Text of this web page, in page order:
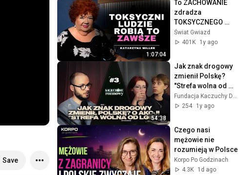
Save
1:07:04
To ZACHOWANIE
zdradza
TOKSYCZNEGO
człowieka.
Katarzyna Miller
Świat Gwiazd
401K
1y ago
54:38
Jak znak drogowy
zmienił Polskę?
"Strefa wolna od
LGBT" | Bart
Staszewski |
254
1y ago
Czego nasi
mężowie nie
rozumieją w Polsce
Korpo Po Godzinach
4.3K
1d ago